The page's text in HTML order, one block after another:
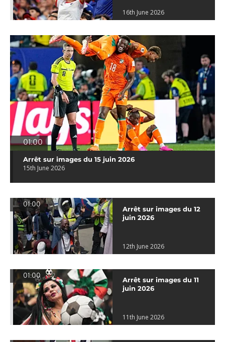
16th June 2026
01:00
Arrêt sur images du 15 juin 2026
15th June 2026
01:00
Arrêt sur images du 12
juin 2026
12th June 2026
01:00
Arrêt sur images du 11
juin 2026
11th June 2026